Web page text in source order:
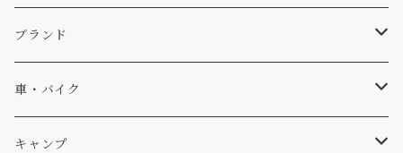
キャップ、ニット
ソックス
雑貨
ブランド
Db
サーフ
A-Frame
車・バイク
車外
キャンプ